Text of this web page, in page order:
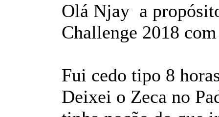
Olá Njay a
Challenge 2018
Fui cedo tipo 8
Deixei o Zeca no